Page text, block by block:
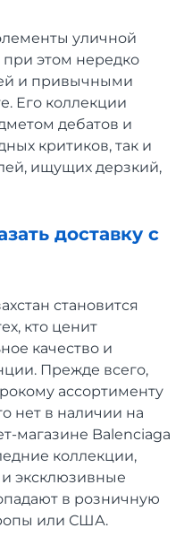
уличной
при этом нередко
и привычными
Его коллекции
дебатов и
критиков, так и
ищущих дерзкий,
доставку с
становится
кто ценит
качество и
Прежде всего,
ассортименту
нет в наличии на
магазине Balenciaga
коллекции,
эксклюзивные
в розничную
или США.